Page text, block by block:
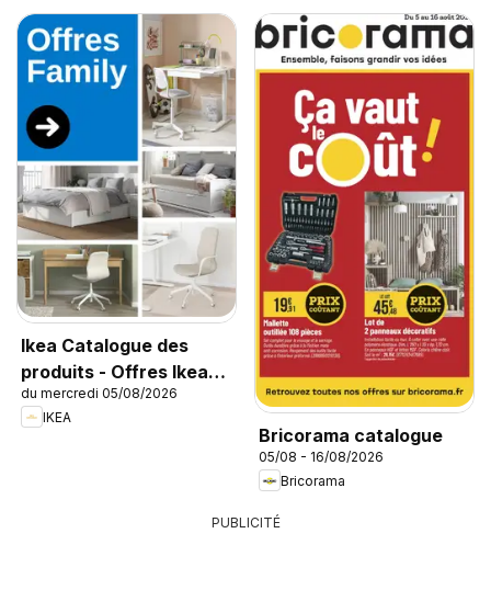
Ikea Catalogue des
produits - Offres Ikea
Family
du mercredi 05/08/2026
IKEA
Bricorama catalogue
05/08 - 16/08/2026
Bricorama
PUBLICITÉ